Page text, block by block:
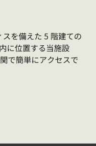
を備えた 5 階建ての
に位置する当施設
で簡単にアクセスで